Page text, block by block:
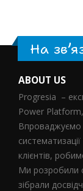
На
ABOUT US
Progresia –
Power
Впроваджуємо
клієнтів,
Ми розробили
зібрали